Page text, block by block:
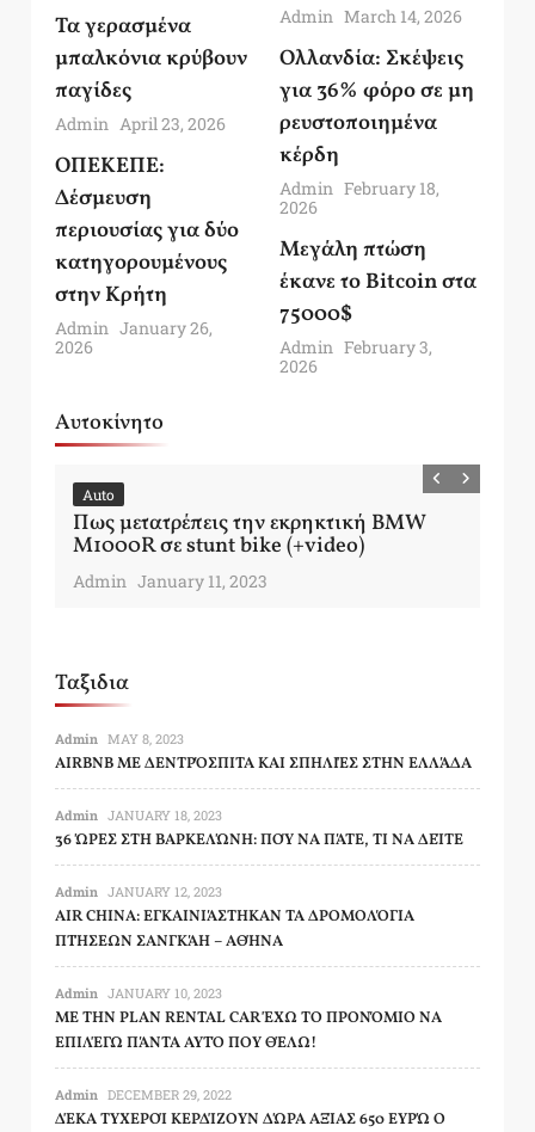
Τα γερασμένα
μπαλκόνια κρύβουν
παγίδες
Admin April 23, 2026
ΟΠΕΚΕΠΕ:
Δέσμευση
περιουσίας για δύο
κατηγορουμένους
στην Κρήτη
Admin January 26,
2026
Admin March 14, 2026
Ολλανδία: Σκέψεις
για 36% φόρο σε μη
ρευστοποιημένα
κέρδη
Admin February 18,
2026
Μεγάλη πτώση
έκανε το Bitcoin στα
75000$
Admin February 3,
2026
Αυτοκίνητο
Auto
Πως μετατρέπεις την εκρηκτική BMW
M1000R σε stunt bike (+video)
Admin January 11, 2023
Ταξιδια
Admin MAY 8, 2023
AIRBNB ΜΕ ΔΕΝΤΡΌΣΠΙΤΑ ΚΑΙ ΣΠΗΛΙΈΣ ΣΤΗΝ ΕΛΛΆΔΑ
Admin JANUARY 18, 2023
36 ΏΡΕΣ ΣΤΗ ΒΑΡΚΕΛΏΝΗ: ΠΟΎ ΝΑ ΠΆΤΕ, ΤΙ ΝΑ ΔΕΊΤΕ
Admin JANUARY 12, 2023
AIR CHINA: ΕΓΚΑΙΝΙΆΣΤΗΚΑΝ ΤΑ ΔΡΟΜΟΛΌΓΙΑ
ΠΤΉΣΕΩΝ ΣΑΝΓΚΆΗ – ΑΘΉΝΑ
Admin JANUARY 10, 2023
ΜΕ ΤΗΝ PLAN RENTAL CAR ΈΧΩ ΤΟ ΠΡΟΝΌΜΙΟ ΝΑ
ΕΠΙΛΈΓΩ ΠΆΝΤΑ ΑΥΤΌ ΠΟΥ ΘΈΛΩ!
Admin DECEMBER 29, 2022
ΔΈΚΑ ΤΥΧΕΡΟΊ ΚΕΡΔΊΖΟΥΝ ΔΏΡΑ ΑΞΊΑΣ 650 ΕΥΡΏ Ο